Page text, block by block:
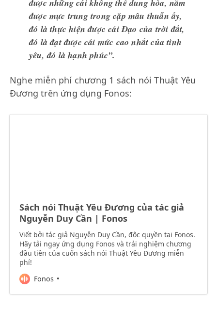
được những cái không thể dung hòa, nắm
được mực trung trong cặp mâu thuẫn ấy,
đó là thực hiện được cái Đạo của trời đất,
đó là đạt được cái mức cao nhất của tình
yêu, đó là hạnh phúc”.
Nghe miễn phí chương 1 sách nói Thuật Yêu
Đương trên ứng dụng Fonos:
Sách nói Thuật Yêu Đương của tác giả
Nguyễn Duy Cần | Fonos
Viết bởi tác giả Nguyễn Duy Cần, độc quyền tại Fonos.
Hãy tải ngay ứng dụng Fonos và trải nghiệm chương
đầu tiên của cuốn sách nói Thuật Yêu Đương miễn
phí!
Fonos